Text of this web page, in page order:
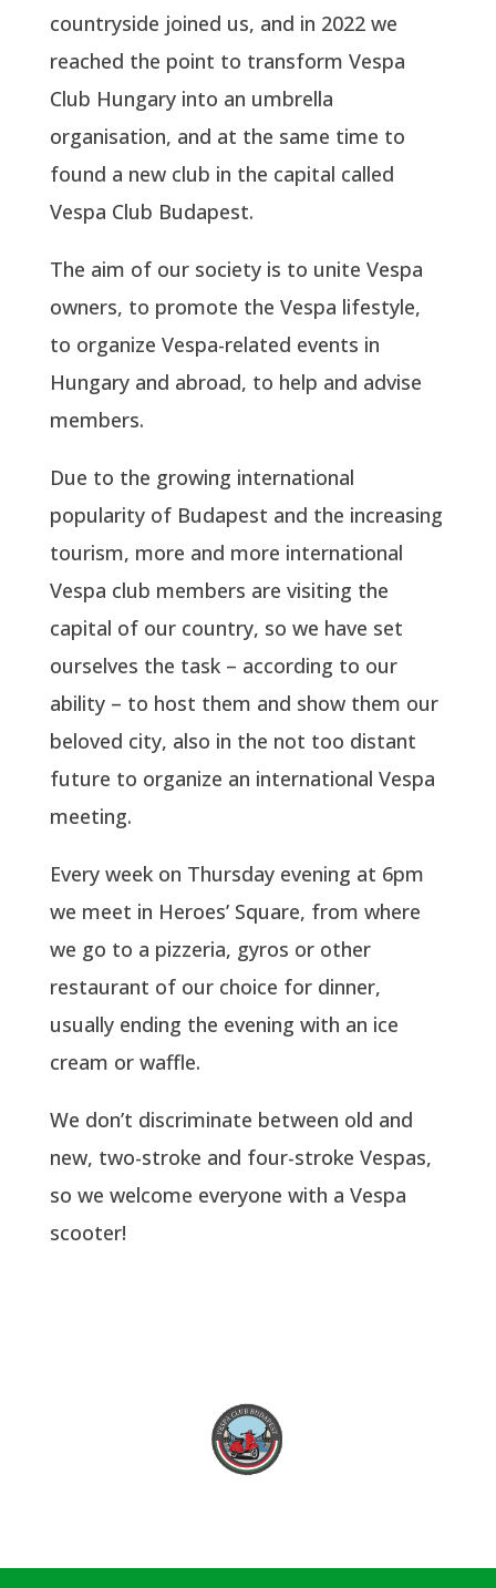
countryside joined us, and in 2022 we
reached the point to transform Vespa
Club Hungary into an umbrella
organisation, and at the same time to
found a new club in the capital called
Vespa Club Budapest.
The aim of our society is to unite Vespa
owners, to promote the Vespa lifestyle,
to organize Vespa-related events in
Hungary and abroad, to help and advise
members.
Due to the growing international
popularity of Budapest and the increasing
tourism, more and more international
Vespa club members are visiting the
capital of our country, so we have set
ourselves the task – according to our
ability – to host them and show them our
beloved city, also in the not too distant
future to organize an international Vespa
meeting.
Every week on Thursday evening at 6pm
we meet in Heroes’ Square, from where
we go to a pizzeria, gyros or other
restaurant of our choice for dinner,
usually ending the evening with an ice
cream or waffle.
We don’t discriminate between old and
new, two-stroke and four-stroke Vespas,
so we welcome everyone with a Vespa
scooter!